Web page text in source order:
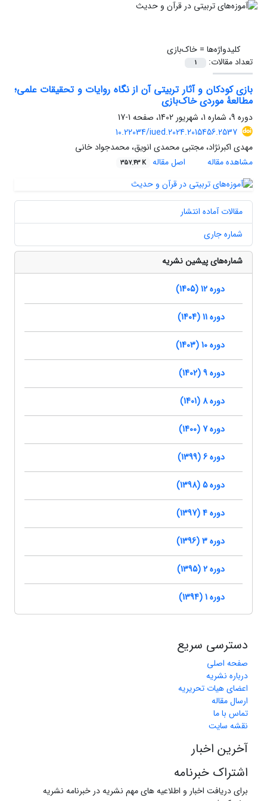
کلیدواژه‌ها =خاک‌بازی
تعداد مقالات:
1
بازی کودکان و آثار تربیتی آن از نگاه روایات و تحقیقات علمی؛
مطالعۀ موردی خاک‌بازی
دوره 9، شماره 1، شهریور 1402، صفحه
1-17
10.22034/iued.2024.2015456.2537
مهدی اکبرنژاد، مجتبی محمدی انویق، محمدجواد خانی
مشاهده مقاله
اصل مقاله 357.43 K
مقالات آماده انتشار
شماره جاری
شماره‌های پیشین نشریه
دوره 12 (1405)
دوره 11 (1404)
دوره 10 (1403)
دوره 9 (1402)
دوره 8 (1401)
دوره 7 (1400)
دوره 6 (1399)
دوره 5 (1398)
دوره 4 (1397)
دوره 3 (1396)
دوره 2 (1395)
دوره 1 (1394)
دسترسی سریع
صفحه اصلی
درباره نشریه
اعضای هیات تحریریه
ارسال مقاله
تماس با ما
نقشه سایت
آخرین اخبار
اشتراک خبرنامه
برای دریافت اخبار و اطلاعیه های مهم نشریه در خبرنامه نشریه